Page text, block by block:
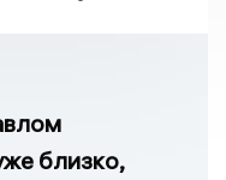
близко,